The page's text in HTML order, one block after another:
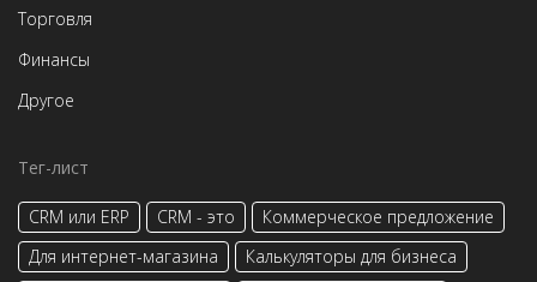
Торговля
Финансы
Другое
Тег-лист
CRM или ERP CRM - это
Коммерческое предложение
Для интернет-магазина
Калькуляторы для бизнеса